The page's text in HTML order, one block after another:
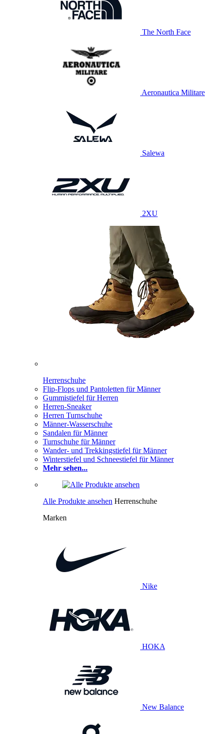
The North Face
Aeronautica Militare
Salewa
2XU
Herrenschuhe
Flip-Flops und Pantoletten für Männer
Gummistiefel für Herren
Herren-Sneaker
Herren Turnschuhe
Männer-Wasserschuhe
Sandalen für Männer
Turnschuhe für Männer
Wander- und Trekkingstiefel für Männer
Winterstiefel und Schneestiefel für Männer
Mehr sehen...
Alle Produkte ansehen Herrenschuhe
Marken
Nike
HOKA
New Balance